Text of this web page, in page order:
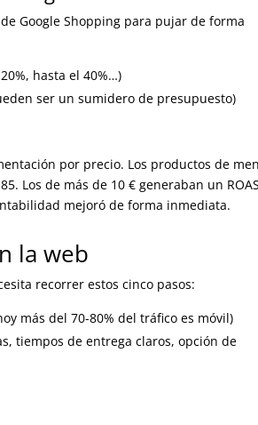
Google Shopping para pujar de forma
hasta el 40%…)
ser un sumidero de presupuesto)
por precio. Los productos de
Los de más de 10 € generaban un
mejoró de forma inmediata.
la web
recorrer estos cinco pasos:
más del 70-80% del tráfico es móvil)
tiempos de entrega claros, opción de